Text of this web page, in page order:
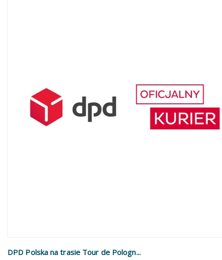
DPD Polska na trasie Tour de Pologn...